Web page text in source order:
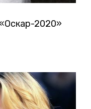
2020»